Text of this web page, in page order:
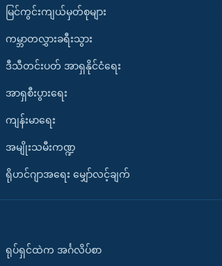
မြင်ကွင်းကျယ်မှတ်စုများ
ကမ္ဘာတလွှားခရီးသွား
ဒီသီတင်းပတ် အာရှနိုင်ငံရေး
အာရှစီးပွားရေး
ကျန်းမာရေး
အမျိုးသမီးကဏ္ဍ
ရိုဟင်ဂျာအရေး မျှော်လင့်ချက်
ရုပ်ရှင်ထဲက အင်္ဂလိပ်စာ